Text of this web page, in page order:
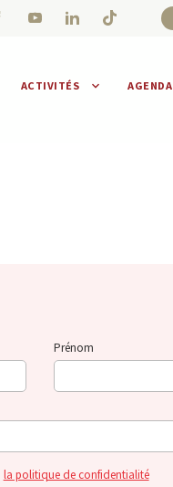
ACTIVITÉS AGENDA
Prénom
la politique de confidentialité